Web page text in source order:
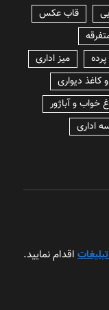
قاب عکس
میز اداری
کاغذ دیواری
خواب و آباژور
اداری
اقدام نمایید.